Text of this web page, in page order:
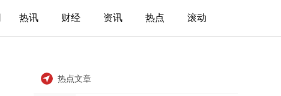
热讯 财经 资讯 热点 滚动
热点文章